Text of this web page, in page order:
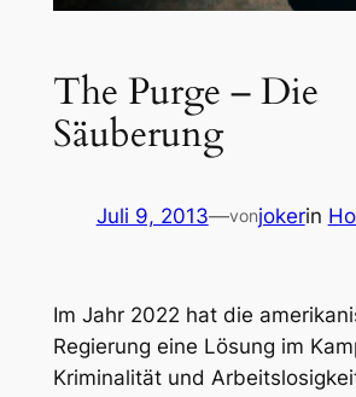
The Purge – Die
Säuberung
Juli 9, 2013—vonjokerin
Im Jahr 2022 hat die
Regierung eine Lösung im
Kriminalität und